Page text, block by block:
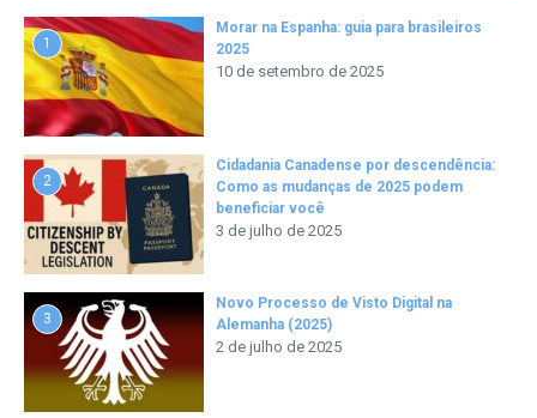
1
Morar na Espanha: guia para brasileiros
2025
10 de setembro de 2025
2
Cidadania Canadense por descendência:
Como as mudanças de 2025 podem
beneficiar você
3 de julho de 2025
3
Novo Processo de Visto Digital na
Alemanha (2025)
2 de julho de 2025